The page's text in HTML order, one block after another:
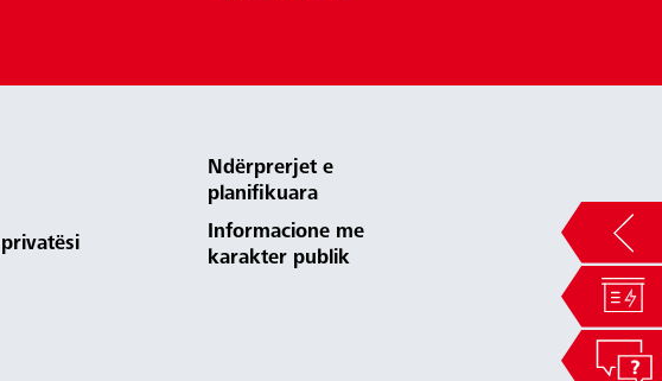
Ndërprerjet e
planifikuara
Informacione me
karakter publik